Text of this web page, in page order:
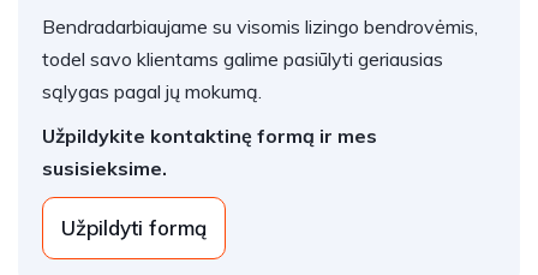
Bendradarbiaujame su visomis lizingo bendrovėmis,
todel savo klientams galime pasiūlyti geriausias
sąlygas pagal jų mokumą.
Užpildykite kontaktinę formą ir mes
susisieksime.
Užpildyti formą